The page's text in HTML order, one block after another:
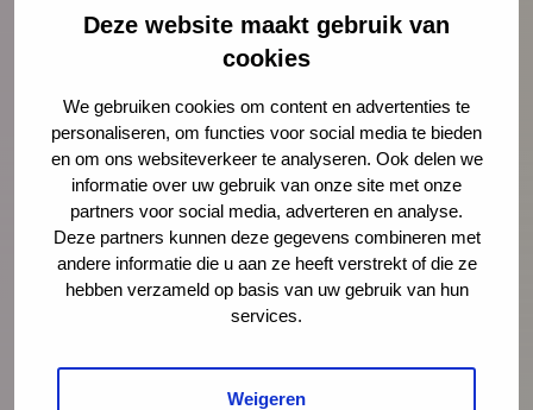
Deze website maakt gebruik van
cookies
We gebruiken cookies om content en advertenties te
personaliseren, om functies voor social media te bieden
en om ons websiteverkeer te analyseren. Ook delen we
informatie over uw gebruik van onze site met onze
partners voor social media, adverteren en analyse.
Deze partners kunnen deze gegevens combineren met
andere informatie die u aan ze heeft verstrekt of die ze
hebben verzameld op basis van uw gebruik van hun
services.
Weigeren
Nieuws 21 juli 2026
Vernieuwing JGZ-richtlijnen 2023–
2026: 8 nieuwe en herziene
richtlijnen gepubliceerd
richtlijn Kindermishandeling en de nieuwe